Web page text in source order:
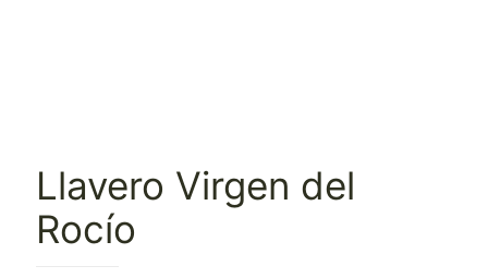
Llavero Virgen del
Rocío